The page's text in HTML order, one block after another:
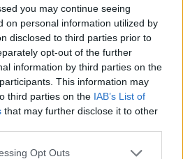
you may continue seeing
on personal information utilized by
disclosed to third parties prior to
opt-out of the further
information by third parties on the
This information may
third parties on the IAB’s List of
that may further disclose it to other
app uses one or more Google
Opt Outs
εδώ
50 /50